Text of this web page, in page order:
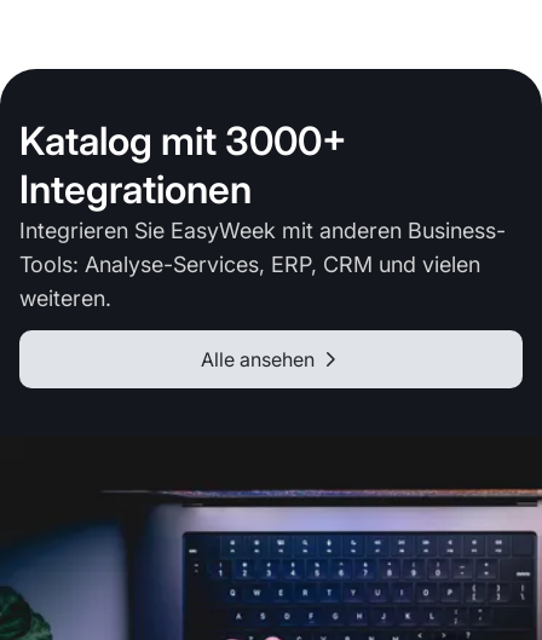
Katalog mit 3000+
Integrationen
Integrieren Sie EasyWeek mit anderen Business-
Tools: Analyse-Services, ERP, CRM und vielen
weiteren.
Alle ansehen